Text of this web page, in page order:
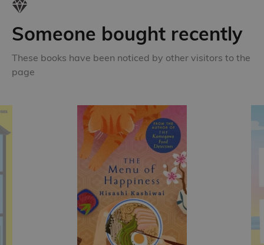
Someone bought recently
These books have been noticed by other visitors to the
page